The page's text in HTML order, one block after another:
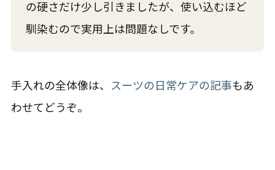
の硬さだけ少し引きましたが、使い込むほど
馴染むので実用上は問題なしです。
手入れの全体像は、 スーツの日常ケアの記事もあ
わせてどうぞ。